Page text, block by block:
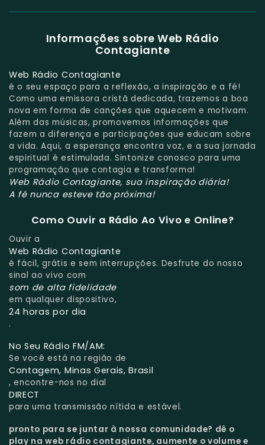
Informações sobre Web Rádio
Contagiante
Web Rádio Contagiante
é o seu espaço para a reflexão, a inspiração e a fé!
Como uma emissora cristã dedicada, trazemos a boa
nova em forma de canções que aquecem e motivam.
Além das músicas, promovemos informações que
fazem a diferença e participações que educam sobre
a vida. Aqui, a esperança encontra voz, e a sua jornada
espiritual é estimulada. Sintonize conosco para uma
programação que contagia e transforma!
Web Rádio Contagiante, sua inspiração diária!
A fé nunca esteve tão próxima!
Como Ouvir a Rádio Ao Vivo e Online?
Ouvir a
Web Rádio Contagiante
é fácil, grátis e sem interrupções. Desfrute do nosso
sinal ao vivo com
som de alta fidelidade
em qualquer dispositivo,
24 horas por dia
.
No Seu Rádio FM/AM:
Se você está na região de
Contagem, Minas Gerais, Brasil
, encontre-nos no dial
DIRECT
para uma transmissão nítida e estável.
pronto para se juntar à nossa comunidade? dê o
play na web rádio contagiante, aumente o volume e